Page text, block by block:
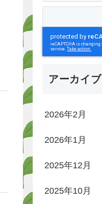
アーカイブ
2026年2月
2026年1月
2025年12月
2025年10月